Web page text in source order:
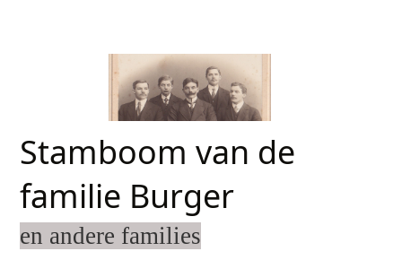
Stamboom van de
familie Burger
en andere families